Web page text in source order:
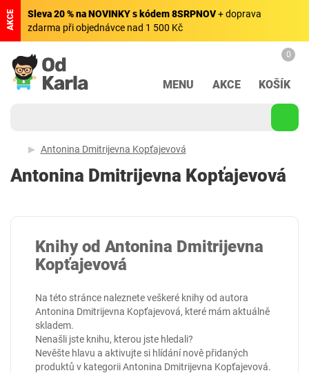
AKCE Sleva 20 % na NOVINKY s kódem 8SRPNOV+ doprava
zdarma při objednávce nad 1 500 Kč
MENU AKCE
0
KOŠÍK
Antonina Dmitrijevna Kopťajevová
Antonina Dmitrijevna Kopťajevová
Knihy od Antonina Dmitrijevna
Kopťajevová
Na této stránce naleznete veškeré knihy od autora
Antonina Dmitrijevna Kopťajevová, které mám aktuálně
skladem.
Nenašli jste knihu, kterou jste hledali?
Nevěšte hlavu a aktivujte si hlídání nově přidaných
produktů v kategoriiAntonina Dmitrijevna Kopťajevová.